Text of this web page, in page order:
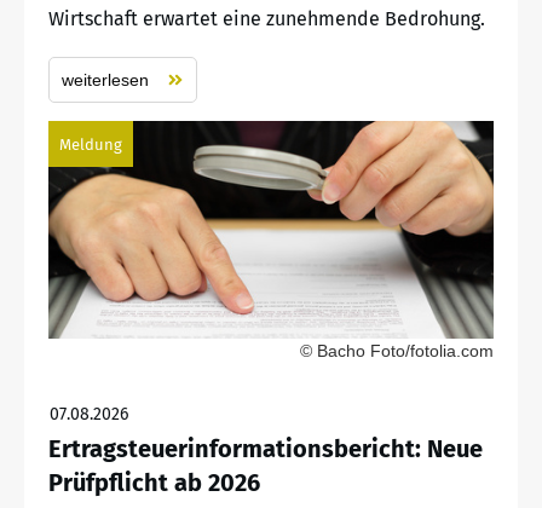
Wirtschaft erwartet eine zunehmende Bedrohung.
weiterlesen
Meldung
© Bacho Foto/fotolia.com
07.08.2026
Ertragsteuerinformationsbericht: Neue
Prüfpflicht ab 2026